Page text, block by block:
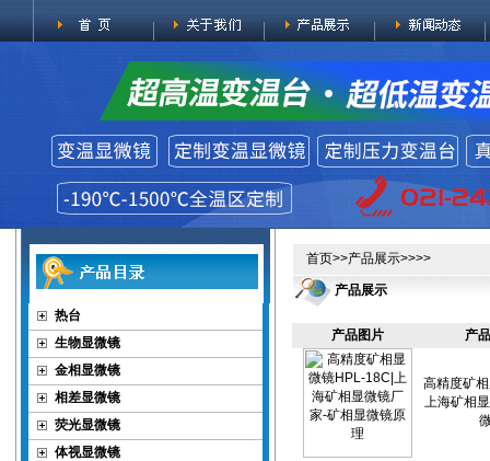
热台
生物显微镜
金相显微镜
相差显微镜
荧光显微镜
体视显微镜
首页>>产品展示>>>>
产品展示
产品图片 产
高精度矿
上海矿相